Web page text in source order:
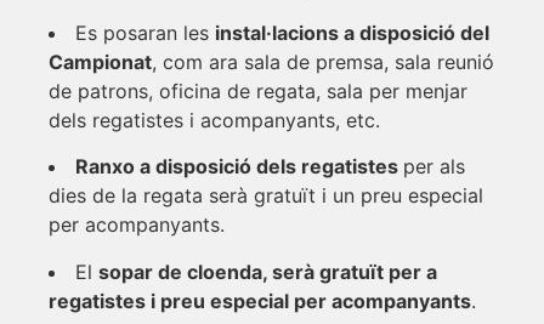
Es posaran les instal·lacions a disposició del
Campionat, com ara sala de premsa, sala reunió
de patrons, oficina de regata, sala per menjar
dels regatistes i acompanyants, etc.
Ranxo a disposició dels regatistes per als
dies de la regata serà gratuït i un preu especial
per acompanyants.
El sopar de cloenda, serà gratuït per a
regatistes i preu especial per acompanyants.